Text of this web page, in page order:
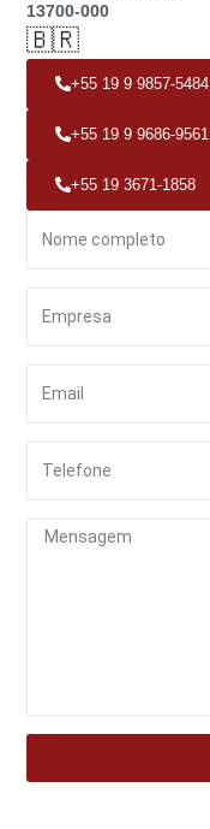
13700-000
🇧🇷
+55 19 9 9857-5484
+55 19 9 9686-9561
+55 19 3671-1858